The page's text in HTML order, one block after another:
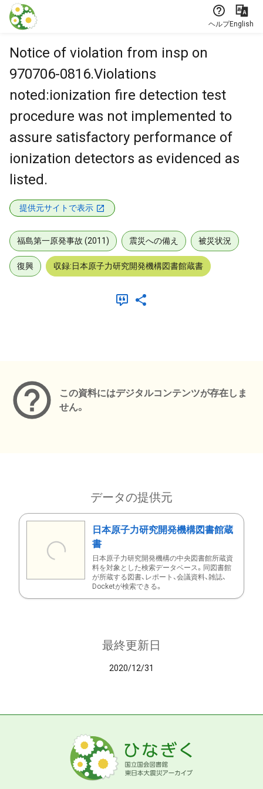
本文に飛ぶ
ヘルプEnglish
Notice of violation from insp on
970706-0816.Violations
noted:ionization fire detection test
procedure was not implemented to
assure satisfactory performance of
ionization detectors as evidenced as
listed.
提供元サイトで表示
福島第一原発事故 (2011) 震災への備え 被災状況
復興 収録:日本原子力研究開発機構図書館蔵書
この資料にはデジタルコンテンツが存在しま
せん。
データの提供元
日本原子力研究開発機構図書館蔵
書
日本原子力研究開発機構の中央図書館所蔵資
料を対象とした検索データベース。同図書館
が所蔵する図書、レポート、会議資料、雑誌、
Docketが検索できる。
最終更新日
2020/12/31